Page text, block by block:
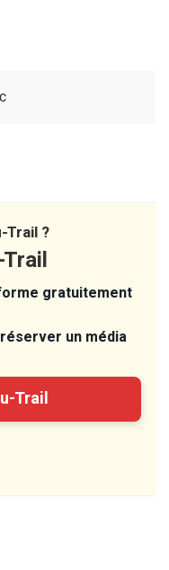
Trail ?
gratuitement
un média
Trail